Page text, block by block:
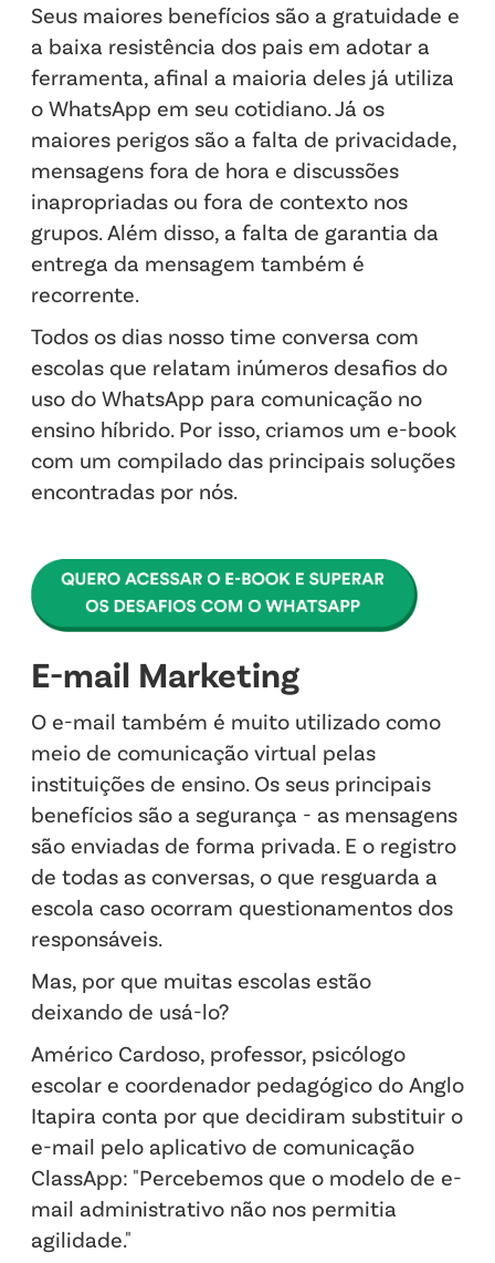
Seus maiores benefícios são a gratuidade e
a baixa resistência dos pais em adotar a
ferramenta, afinal a maioria deles já utiliza
o WhatsApp em seu cotidiano. Já os
maiores perigos são a falta de privacidade,
mensagens fora de hora e discussões
inapropriadas ou fora de contexto nos
grupos. Além disso, a falta de garantia da
entrega da mensagem também é
recorrente.
Todos os dias nosso time conversa com
escolas que relatam inúmeros desafios do
uso do WhatsApp para comunicação no
ensino híbrido. Por isso, criamos um e-book
com um compilado das principais soluções
encontradas por nós.
E-mail Marketing
O e-mail também é muito utilizado como
meio de comunicação virtual pelas
instituições de ensino. Os seus principais
benefícios são a segurança - as mensagens
são enviadas de forma privada. E o registro
de todas as conversas, o que resguarda a
escola caso ocorram questionamentos dos
responsáveis.
Mas, por que muitas escolas estão
deixando de usá-lo?
Américo Cardoso, professor, psicólogo
escolar e coordenador pedagógico do Anglo
Itapira conta por que decidiram substituir o
e-mail pelo aplicativo de comunicação
ClassApp: "Percebemos que o modelo de e-
mail administrativo não nos permitia
agilidade."